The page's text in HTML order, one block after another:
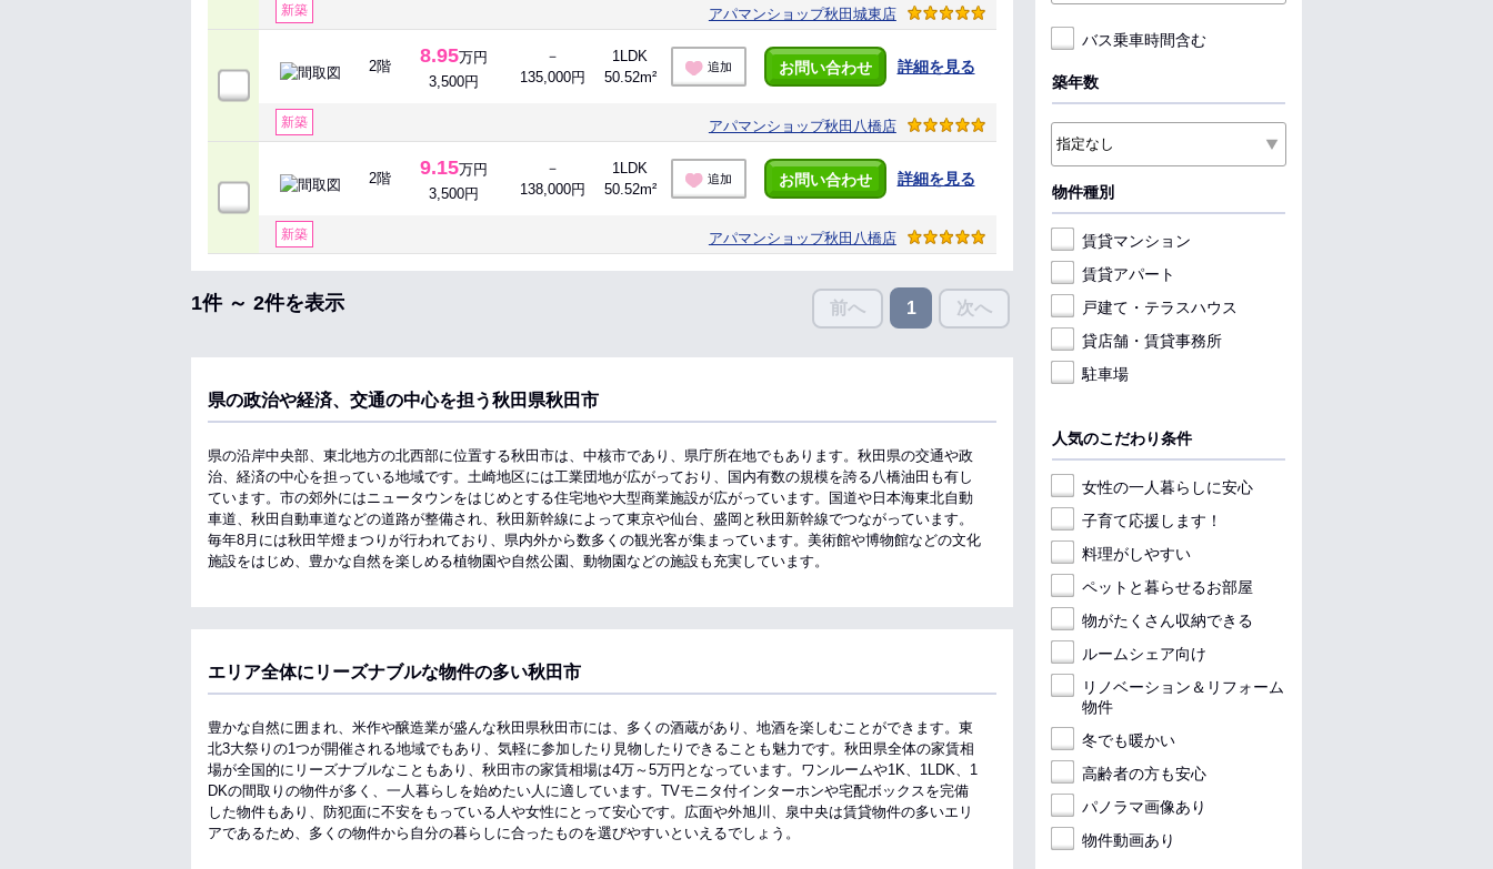
新築 アパマンショップ秋田城東店
2階 8.95万円
3,500円
－
135,000円
1LDK
50.52m²
追加 お問い合わせ 詳細を見る
新築 アパマンショップ秋田八橋店
2階 9.15万円
3,500円
－
138,000円
1LDK
50.52m²
追加 お問い合わせ 詳細を見る
新築 アパマンショップ秋田八橋店
1件 ～ 2件を表示 前へ 1 次へ
県の政治や経済、交通の中心を担う秋田県秋田市
県の沿岸中央部、東北地方の北西部に位置する秋田市は、中核市であり、県庁所在地でもあります。秋田県の交通や政
治、経済の中心を担っている地域です。土崎地区には工業団地が広がっており、国内有数の規模を誇る八橋油田も有し
ています。市の郊外にはニュータウンをはじめとする住宅地や大型商業施設が広がっています。国道や日本海東北自動
車道、秋田自動車道などの道路が整備され、秋田新幹線によって東京や仙台、盛岡と秋田新幹線でつながっています。
毎年8月には秋田竿燈まつりが行われており、県内外から数多くの観光客が集まっています。美術館や博物館などの文化
施設をはじめ、豊かな自然を楽しめる植物園や自然公園、動物園などの施設も充実しています。
エリア全体にリーズナブルな物件の多い秋田市
豊かな自然に囲まれ、米作や醸造業が盛んな秋田県秋田市には、多くの酒蔵があり、地酒を楽しむことができます。東
北3大祭りの1つが開催される地域でもあり、気軽に参加したり見物したりできることも魅力です。秋田県全体の家賃相
場が全国的にリーズナブルなこともあり、秋田市の家賃相場は4万～5万円となっています。ワンルームや1K、1LDK、1
DKの間取りの物件が多く、一人暮らしを始めたい人に適しています。TVモニタ付インターホンや宅配ボックスを完備
した物件もあり、防犯面に不安をもっている人や女性にとって安心です。広面や外旭川、泉中央は賃貸物件の多いエリ
アであるため、多くの物件から自分の暮らしに合ったものを選びやすいといえるでしょう。
バス乗車時間含む
築年数
物件種別
賃貸マンション
賃貸アパート
戸建て・テラスハウス
貸店舗・賃貸事務所
駐車場
人気のこだわり条件
女性の一人暮らしに安心
子育て応援します！
料理がしやすい
ペットと暮らせるお部屋
物がたくさん収納できる
ルームシェア向け
リノベーション＆リフォーム
物件
冬でも暖かい
高齢者の方も安心
パノラマ画像あり
物件動画あり